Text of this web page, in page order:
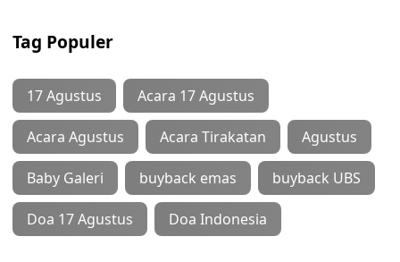
Tag Populer
17 Agustus Acara 17 Agustus
Acara Agustus Acara Tirakatan Agustus
Baby Galeri buyback emas buyback UBS
Doa 17 Agustus Doa Indonesia